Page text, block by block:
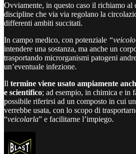
Ovviamente, in questo caso il richiamo al
discipline che via via regolano la
differenti ambiti succitati.
In campo medico, con potenziale
intendere una sostanza, ma anche un
trasportando microrganismi patogeni
un’eventuale infezione.
Il termine viene usato ampiamente
e scientifico; ad esempio, in chimica e in
possibile riferirsi ad un composto in cui
verrebbe usata, con lo scopo di
“veicolarla” e facilitarne l’impiego.